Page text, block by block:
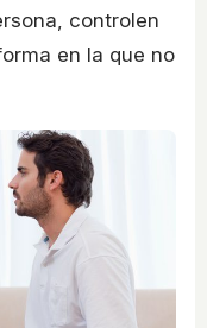
controlen
en la que no